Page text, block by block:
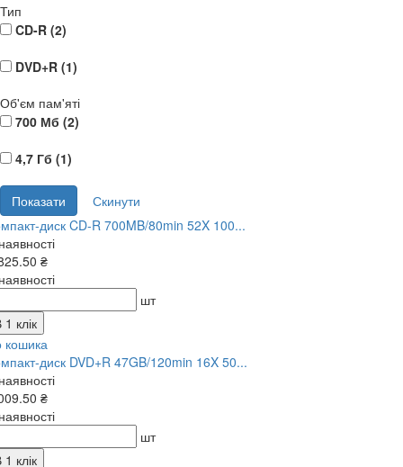
Тип
CD-R (2)
DVD+R (1)
Об'єм пам'яті
700 Мб (2)
4,7 Гб (1)
диск CD-R 700MB/80min 52X 100...
₴
шт
1 клік
кошика
диск DVD+R 47GB/120min 16X 50...
₴
шт
1 клік